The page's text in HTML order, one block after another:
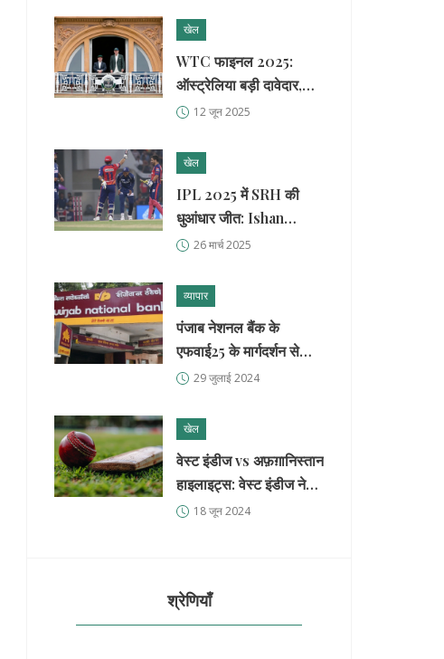
खेल
WTC फाइनल 2025:
ऑस्ट्रेलिया बड़ी दावेदार,
साउथ अफ्रीका के पास
12 जून 2025
खेल
IPL 2025 में SRH की
धुआंधार जीत: Ishan
Kishan की शानदार पारी
26 मार्च 2025
व्यापार
पंजाब नेशनल बैंक के
एफवाई25 के मार्गदर्शन से
पीएनबी के शेयरों में मजबूती,
29 जुलाई 2024
खेल
वेस्ट इंडीज vs अफ़ग़ानिस्तान
हाइलाइट्स: वेस्ट इंडीज ने
104 रनों से दर्ज की शानदार
18 जून 2024
श्रेणियाँ